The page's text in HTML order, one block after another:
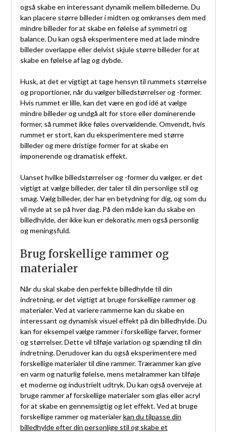
også skabe en interessant dynamik mellem billederne. Du
kan placere større billeder i midten og omkranses dem med
mindre billeder for at skabe en følelse af symmetri og
balance. Du kan også eksperimentere med at lade mindre
billeder overlappe eller delvist skjule større billeder for at
skabe en følelse af lag og dybde.
Husk, at det er vigtigt at tage hensyn til rummets størrelse
og proportioner, når du vælger billedstørrelser og -former.
Hvis rummet er lille, kan det være en god idé at vælge
mindre billeder og undgå alt for store eller dominerende
former, så rummet ikke føles overvældende. Omvendt, hvis
rummet er stort, kan du eksperimentere med større
billeder og mere dristige former for at skabe en
imponerende og dramatisk effekt.
Uanset hvilke billedstørrelser og -former du vælger, er det
vigtigt at vælge billeder, der taler til din personlige stil og
smag. Vælg billeder, der har en betydning for dig, og som du
vil nyde at se på hver dag. På den måde kan du skabe en
billedhylde, der ikke kun er dekorativ, men også personlig
og meningsfuld.
Brug forskellige rammer og
materialer
Når du skal skabe den perfekte billedhylde til din
indretning, er det vigtigt at bruge forskellige rammer og
materialer. Ved at variere rammerne kan du skabe en
interessant og dynamisk visuel effekt på din billedhylde. Du
kan for eksempel vælge rammer i forskellige farver, former
og størrelser. Dette vil tilføje variation og spænding til din
indretning. Derudover kan du også eksperimentere med
forskellige materialer til dine rammer. Trærammer kan give
en varm og naturlig følelse, mens metalrammer kan tilføje
et moderne og industrielt udtryk. Du kan også overveje at
bruge rammer af forskellige materialer som glas eller acryl
for at skabe en gennemsigtig og let effekt. Ved at bruge
forskellige rammer og materialerkan du tilpasse din
billedhylde efter din personlige stil og skabe et